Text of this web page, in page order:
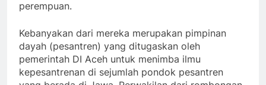
perempuan.
Kebanyakan dari mereka merupakan pimpinan
dayah (pesantren) yang ditugaskan oleh
pemerintah DI Aceh untuk menimba ilmu
kepesantrenan di sejumlah pondok pesantren